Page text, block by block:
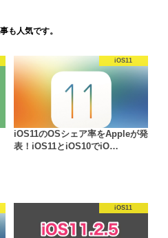
も人気です。
iOS11
iOS11のOSシェア率をAppleが発
表！iOS11とiOS10でiO…
iOS11